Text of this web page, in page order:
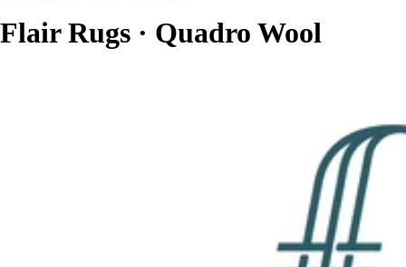
Flair Rugs · Quadro Wool